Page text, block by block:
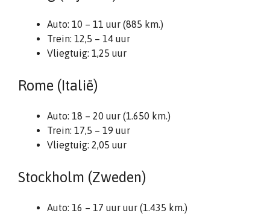
Auto: 10 – 11 uur (885 km.)
Trein: 12,5 – 14 uur
Vliegtuig: 1,25 uur
Rome (Italië)
Auto: 18 – 20 uur (1.650 km.)
Trein: 17,5 – 19 uur
Vliegtuig: 2,05 uur
Stockholm (Zweden)
Auto: 16 – 17 uur uur (1.435 km.)